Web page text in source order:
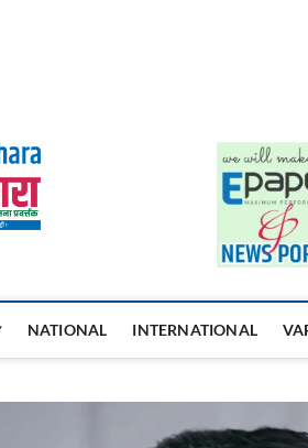
Rashtria
NATIONAL INTERNATIONAL